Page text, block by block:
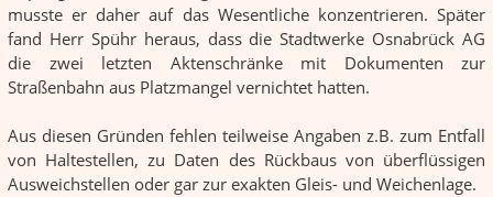
musste er daher auf das Wesentliche konzentrieren. Später
fand Herr Spühr heraus, dass die Stadtwerke Osnabrück AG
die zwei letzten Aktenschränke mit Dokumenten zur
Straßenbahn aus Platzmangel vernichtet hatten.
Aus diesen Gründen fehlen teilweise Angaben z.B. zum Entfall
von Haltestellen, zu Daten des Rückbaus von überflüssigen
Ausweichstellen oder gar zur exakten Gleis- und Weichenlage.